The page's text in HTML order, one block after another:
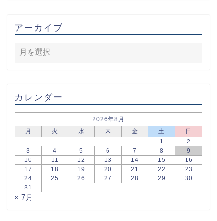
アーカイブ
カレンダー
2026年8月
月
火 水 木 金 土
日
1
2
3
4 5 6 7 8
9
10
11 12 13 14 15
16
17
18 19 20 21 22
23
24
25 26 27 28 29
30
31
« 7月